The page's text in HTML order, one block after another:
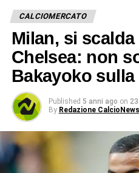
CALCIOMERCATO
Milan, si scalda
Chelsea: non
Bakayoko
Published 5 anni ago on
By Redazione